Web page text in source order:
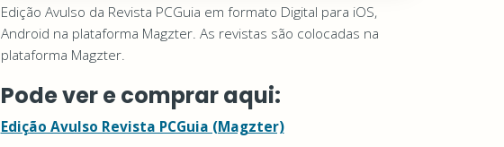
Edição Avulso da Revista PCGuia em formato Digital para iOS,
Android na plataforma Magzter. As revistas são colocadas na
plataforma Magzter.
Pode ver e comprar aqui:
Edição Avulso Revista PCGuia (Magzter)